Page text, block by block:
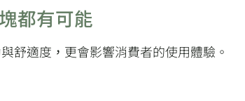
都有可能
舒適度，更會影響消費者的使用體驗。